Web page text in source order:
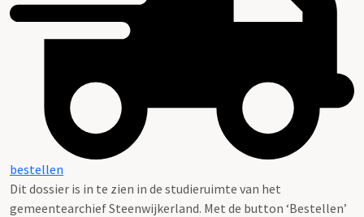
bestellen
Dit dossier is in te zien in de studieruimte van het
gemeentearchief Steenwijkerland. Met de button ‘Bestellen’